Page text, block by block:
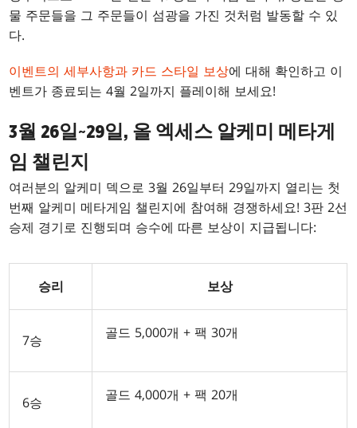
물 주문들을 그 주문들이 섬광을 가진 것처럼 발동할 수 있
다.
이벤트의 세부사항과 카드 스타일 보상에 대해 확인하고 이
벤트가 종료되는 4월 2일까지 플레이해 보세요!
3월 26일~29일, 올 엑세스 알케미 메타게
임 챌린지
여러분의 알케미 덱으로 3월 26일부터 29일까지 열리는 첫
번째 알케미 메타게임 챌린지에 참여해 경쟁하세요! 3판 2선
승제 경기로 진행되며 승수에 따른 보상이 지급됩니다:
승리 보상
7승 골드 5,000개 + 팩 30개
6승 골드 4,000개 + 팩 20개